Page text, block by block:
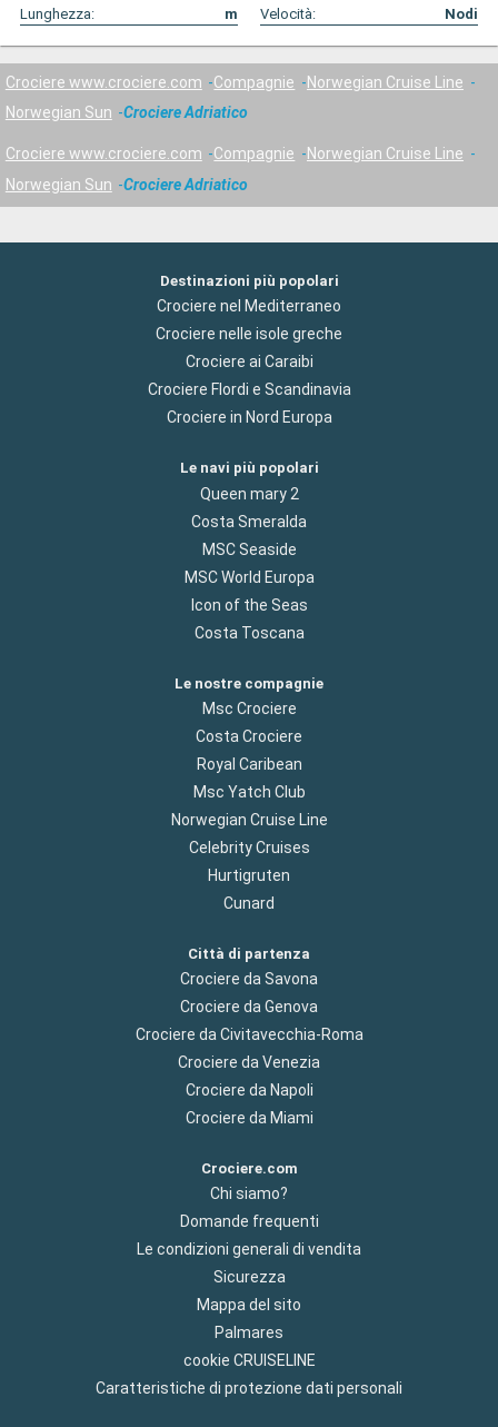
Lunghezza:
m Velocità: Nodi
Crociere www.crociere.com Compagnie
Norwegian Cruise Line
Norwegian Sun
Crociere Adriatico
Crociere www.crociere.com Compagnie
Norwegian Cruise Line
Norwegian Sun
Crociere Adriatico
Destinazioni più popolari
Crociere nel Mediterraneo
Crociere nelle isole greche
Crociere ai Caraibi
Crociere Flordi e Scandinavia
Crociere in Nord Europa
Le navi più popolari
Queen mary 2
Costa Smeralda
MSC Seaside
MSC World Europa
Icon of the Seas
Costa Toscana
Le nostre compagnie
Msc Crociere
Costa Crociere
Royal Caribean
Msc Yatch Club
Norwegian Cruise Line
Celebrity Cruises
Hurtigruten
Cunard
Città di partenza
Crociere da Savona
Crociere da Genova
Crociere da Civitavecchia-Roma
Crociere da Venezia
Crociere da Napoli
Crociere da Miami
Crociere.com
Chi siamo?
Domande frequenti
Le condizioni generali di vendita
Sicurezza
Mappa del sito
Palmares
cookie CRUISELINE
Caratteristiche di protezione dati personali